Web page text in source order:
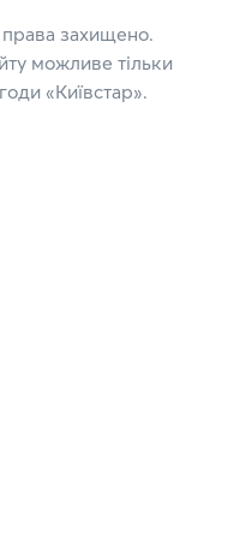
права захищено.
можливе тільки
«Київстар».